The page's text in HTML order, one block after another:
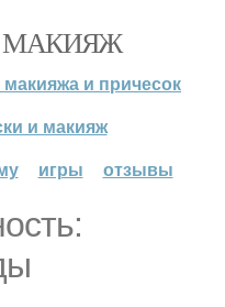
МАКИЯЖ
и причесок
и макияж
игры отзывы